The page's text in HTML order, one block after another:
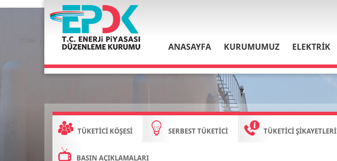
ANASAYFA KURUMUMUZ ELEKTRİK
TÜKETİCİ KÖŞESİ SERBEST TÜKETİCİ TÜKETİCİ ŞİKAYETLERİ
BASIN AÇIKLAMALARI